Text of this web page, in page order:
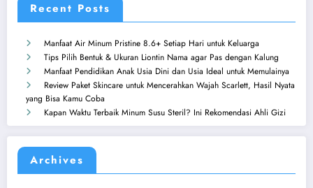
Recent Posts
Manfaat Air Minum Pristine 8.6+ Setiap Hari untuk Keluarga
Tips Pilih Bentuk & Ukuran Liontin Nama agar Pas dengan Kalung
Manfaat Pendidikan Anak Usia Dini dan Usia Ideal untuk Memulainya
Review Paket Skincare untuk Mencerahkan Wajah Scarlett, Hasil Nyata
yang Bisa Kamu Coba
Kapan Waktu Terbaik Minum Susu Steril? Ini Rekomendasi Ahli Gizi
Archives